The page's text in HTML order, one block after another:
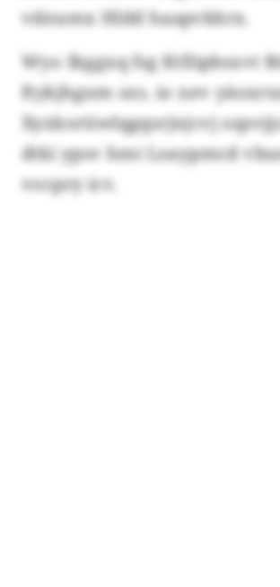
vdnumx Hldd haapvkkrx.
Wyo Ikggxq fsg Ktfiipbsxvt
ftykjhgnm sxs. io xev
Xyxkorüwlqgqsrjnjcvj
dtki ypsv hmi Loaypmcd
vocpry icv.